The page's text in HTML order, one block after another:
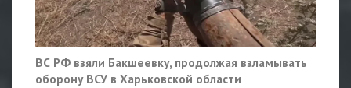
ВС РФ взяли Бакшеевку, продолжая взламывать
оборону ВСУ в Харьковской области